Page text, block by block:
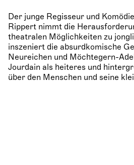
Der junge Regisseur und
Rippert nimmt die
theatralen Möglichkeiten zu
inszeniert die absurdkomische
Neureichen und Möchtegern-
Jourdain als heiteres und
über den Menschen und seine